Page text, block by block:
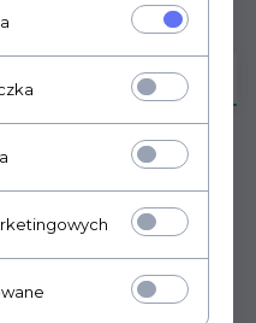
Dark Blue No.04
Mała, ergonomiczna
drewna
jest z nierdzewnej i